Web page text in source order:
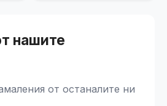
нашите
от останалите ни